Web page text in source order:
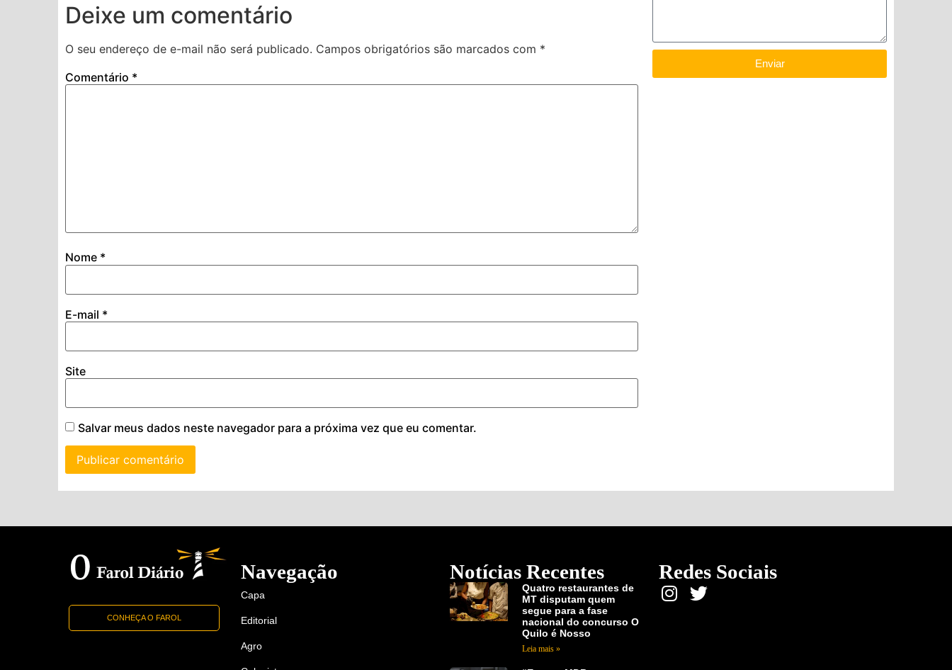
Deixe um comentário
O seu endereço de e-mail não será publicado. Campos obrigatórios são marcados com *
Comentário *
Nome *
E-mail *
Site
Salvar meus dados neste navegador para a próxima vez que eu comentar.
Enviar
CONHEÇA O FAROL
Navegação
Capa
Editorial
Agro
Notícias Recentes
Quatro restaurantes de
MT disputam quem
segue para a fase
nacional do concurso O
Quilo é Nosso
Leia mais »
Redes Sociais